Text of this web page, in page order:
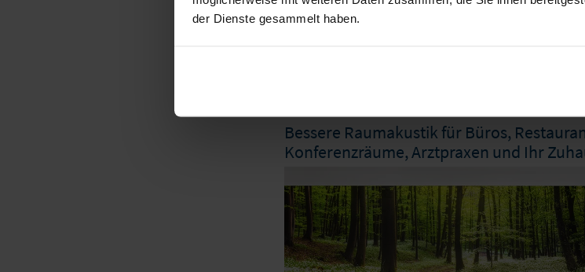
der Dienste gesammelt haben.
Akustikbilder für eine
Bessere Raumakustik für Büros,
Konferenzräume, Arztpraxen und Ihr